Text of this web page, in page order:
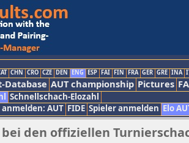
CHN CRO CZE DEN ENG ESP FAI FIN FRA GER GRE INA
Database AUT championship Pictures
Schnellschach-Elozahl
AUT FIDE Spieler anmelden Elo
den offiziellen